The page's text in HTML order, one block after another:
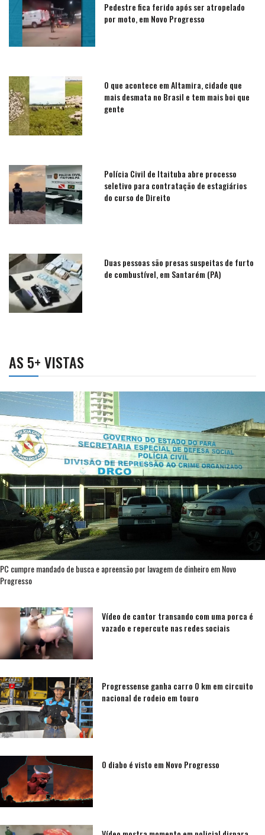
Pedestre fica ferido após ser atropelado
por moto, em Novo Progresso
O que acontece em Altamira, cidade que
mais desmata no Brasil e tem mais boi que
gente
Polícia Civil de Itaituba abre processo
seletivo para contratação de estagiários
do curso de Direito
Duas pessoas são presas suspeitas de furto
de combustível, em Santarém (PA)
AS 5+ VISTAS
PC cumpre mandado de busca e apreensão por lavagem de dinheiro em Novo
Progresso
Vídeo de cantor transando com uma porca é
vazado e repercute nas redes sociais
Progressense ganha carro 0 km em circuito
nacional de rodeio em touro
O diabo é visto em Novo Progresso